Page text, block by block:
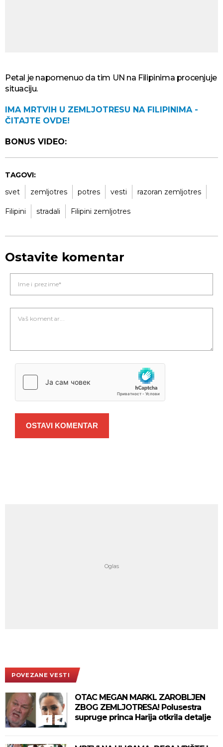
Petal je napomenuo da tim UN na Filipinima procenjuje
situaciju.
IMA MRTVIH U ZEMLJOTRESU NA FILIPINIMA -
ČITAJTE OVDE!
BONUS VIDEO:
TAGOVI:
svet
zemljotres potres vesti razoran zemljotres
Filipini stradali Filipini zemljotres
Ostavite komentar
OSTAVI KOMENTAR
POVEZANE VESTI
OTAC MEGAN MARKL ZAROBLJEN
ZBOG ZEMLJOTRESA! Polusestra
supruge princa Harija otkrila detalje